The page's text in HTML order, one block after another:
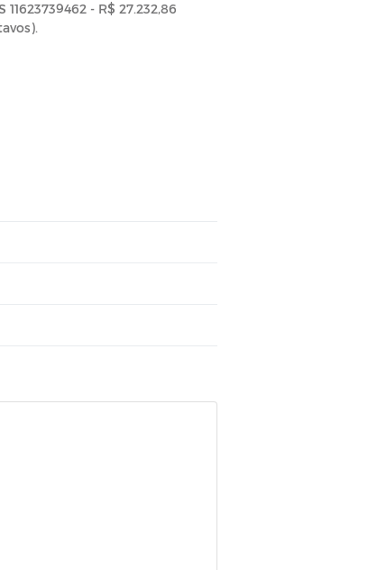
- R$ 27.232,86